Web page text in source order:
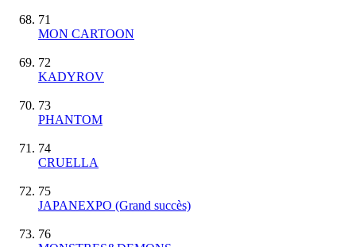
71
MON CARTOON
72
KADYROV
73
PHANTOM
74
CRUELLA
75
JAPANEXPO (Grand succès)
76